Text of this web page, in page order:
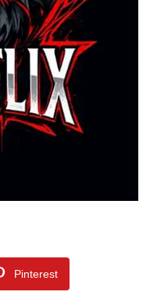
Pinterest